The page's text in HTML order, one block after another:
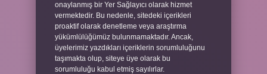
onaylanmış bir Yer Sağlayıcı olarak hizmet
vermektedir. Bu nedenle, sitedeki içerikleri
proaktif olarak denetleme veya araştırma
yükümlülüğümüz bulunmamaktadır. Ancak,
üyelerimiz yazdıkları içeriklerin sorumluluğunu
taşımakta olup, siteye üye olarak bu
sorumluluğu kabul etmiş sayılırlar.